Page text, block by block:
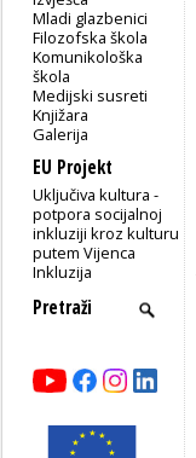
Mladi glazbenici
Filozofska škola
Komunikološka
škola
Medijski susreti
Knjižara
Galerija
EU Projekt
Uključiva kultura -
potpora socijalnoj
inkluziji kroz kulturu
putem Vijenca
Inkluzija